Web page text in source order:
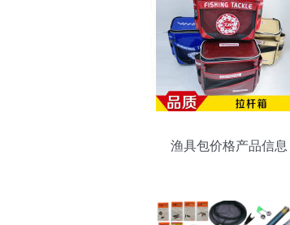
渔具包价格产品信息